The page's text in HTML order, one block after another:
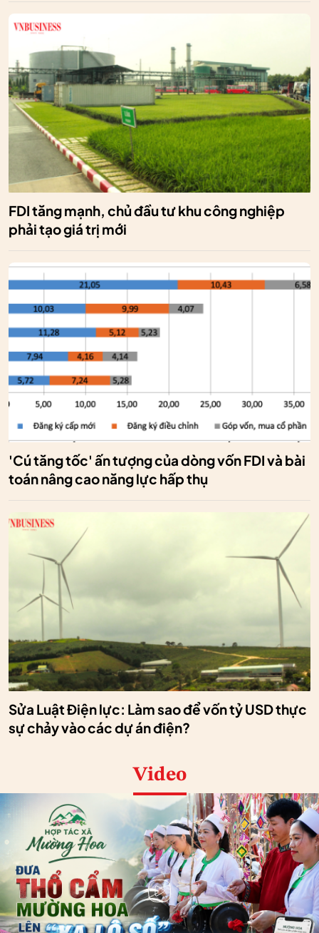
FDI tăng mạnh, chủ đầu tư khu công nghiệp
phải tạo giá trị mới
'Cú tăng tốc' ấn tượng của dòng vốn FDI và bài
toán nâng cao năng lực hấp thụ
Sửa Luật Điện lực: Làm sao để vốn tỷ USD thực
sự chảy vào các dự án điện?
Video